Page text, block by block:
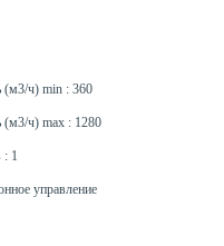
(м3/ч) min : 360
(м3/ч) max : 1280
: 1
управление